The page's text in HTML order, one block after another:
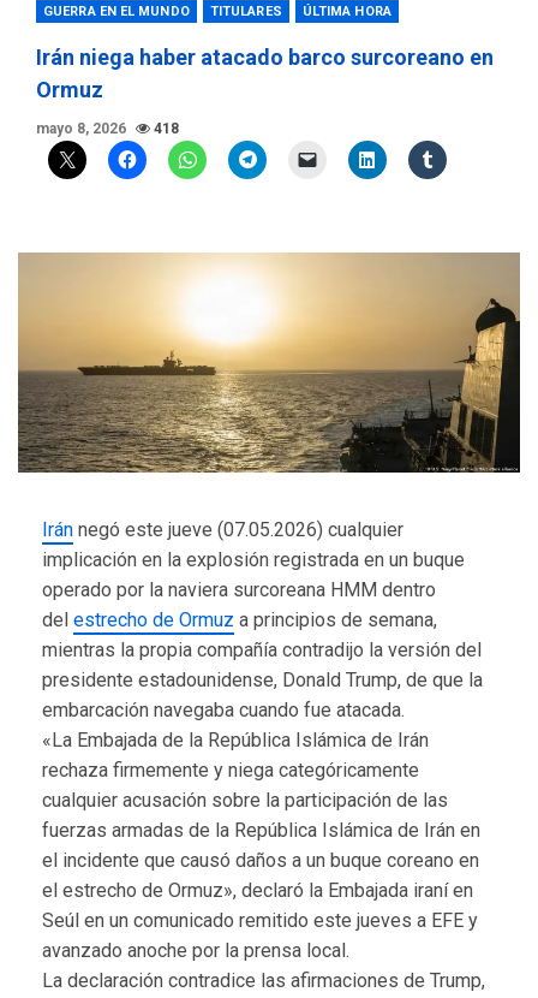
GUERRA EN EL MUNDO TITULARES ÚLTIMA HORA
Irán niega haber atacado barco surcoreano en
Ormuz
mayo 8, 2026 418
Irán negó este jueve (07.05.2026) cualquier
implicación en la explosión registrada en un buque
operado por la naviera surcoreana HMM dentro
del estrecho de Ormuz a principios de semana,
mientras la propia compañía contradijo la versión del
presidente estadounidense, Donald Trump, de que la
embarcación navegaba cuando fue atacada.
«La Embajada de la República Islámica de Irán
rechaza firmemente y niega categóricamente
cualquier acusación sobre la participación de las
fuerzas armadas de la República Islámica de Irán en
el incidente que causó daños a un buque coreano en
el estrecho de Ormuz», declaró la Embajada iraní en
Seúl en un comunicado remitido este jueves a EFE y
avanzado anoche por la prensa local.
La declaración contradice las afirmaciones de Trump,